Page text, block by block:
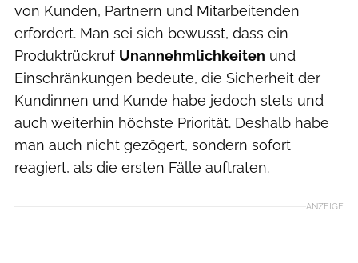
von Kunden, Partnern und Mitarbeitenden
erfordert. Man sei sich bewusst, dass ein
Produktrückruf Unannehmlichkeiten und
Einschränkungen bedeute, die Sicherheit der
Kundinnen und Kunde habe jedoch stets und
auch weiterhin höchste Priorität. Deshalb habe
man auch nicht gezögert, sondern sofort
reagiert, als die ersten Fälle auftraten.
ANZEIGE